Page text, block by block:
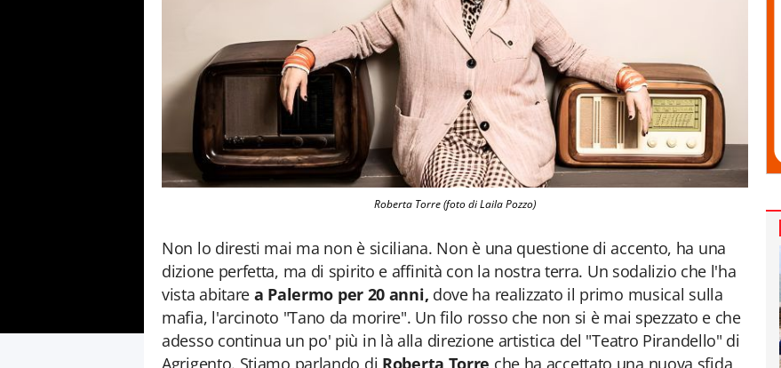
Roberta Torre (foto di Laila Pozzo)
Non lo diresti mai ma non è siciliana. Non è una questione di accento, ha una
dizione perfetta, ma di spirito e affinità con la nostra terra. Un sodalizio che l'ha
vista abitare a Palermo per 20 anni, dove ha realizzato il primo musical sulla
mafia, l'arcinoto "Tano da morire". Un filo rosso che non si è mai spezzato e che
adesso continua un po' più in là alla direzione artistica del "Teatro Pirandello" di
Agrigento. Stiamo parlando di Roberta Torre che ha accettato una nuova sfida